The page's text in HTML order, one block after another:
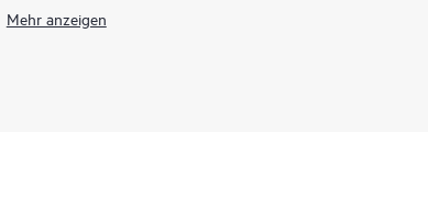
Innovationen:
• Optimierte Innovation: Vorab validierte Tools und
Computing- und GPU-Architekturen hinweg, damit Sie ohne
Mehr anzeigen